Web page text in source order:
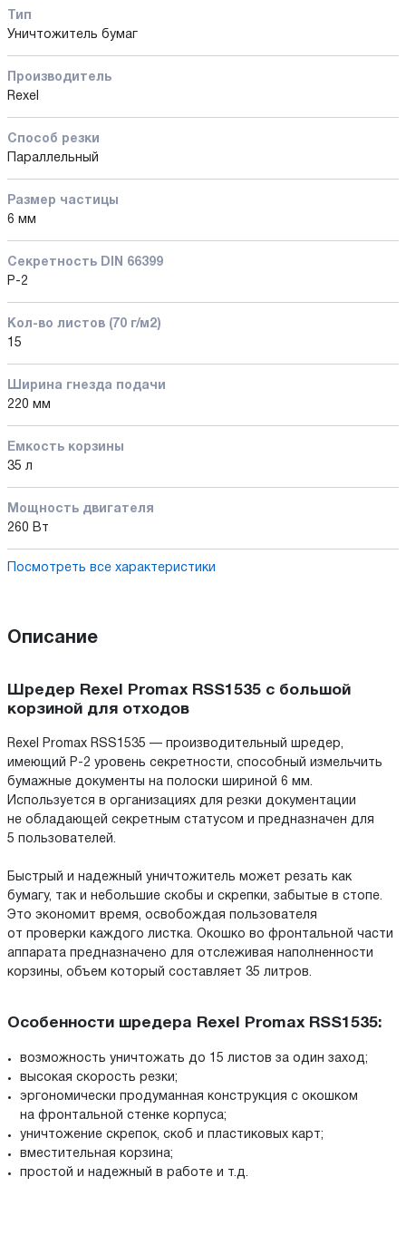
Тип
Уничтожитель бумаг
Производитель
Rexel
Способ резки
Параллельный
Размер частицы
6 мм
Секретность DIN 66399
P-2
Кол-во листов (70 г/м2)
15
Ширина гнезда подачи
220 мм
Емкость корзины
35 л
Мощность двигателя
260 Вт
Посмотреть все характеристики
Описание
Шредер Rexel Promax RSS1535 с большой
корзиной для отходов
Rexel Promax RSS1535 — производительный шредер,
имеющий P-2 уровень секретности, способный измельчить
бумажные документы на полоски шириной 6 мм.
Используется в организациях для резки документации
не обладающей секретным статусом и предназначен для
5 пользователей.
Быстрый и надежный уничтожитель может резать как
бумагу, так и небольшие скобы и скрепки, забытые в стопе.
Это экономит время, освобождая пользователя
от проверки каждого листка. Окошко во фронтальной части
аппарата предназначено для отслеживая наполненности
корзины, объем который составляет 35 литров.
Особенности шредера Rexel Promax RSS1535:
возможность уничтожать до 15 листов за один заход;
высокая скорость резки;
эргономически продуманная конструкция с окошком
на фронтальной стенке корпуса;
уничтожение скрепок, скоб и пластиковых карт;
вместительная корзина;
простой и надежный в работе и т.д.